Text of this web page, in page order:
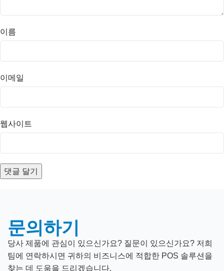
이름
이메일
웹사이트
문의하기
당사 제품에 관심이 있으신가요? 질문이 있으신가요? 저희
팀에 연락하시면 귀하의 비즈니스에 적합한 POS 솔루션을
찾는 데 도움을 드리겠습니다.